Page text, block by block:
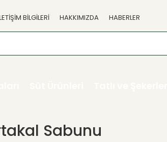
BİLGİLERİ HAKKIMIZDA HABERLER
Sabunu